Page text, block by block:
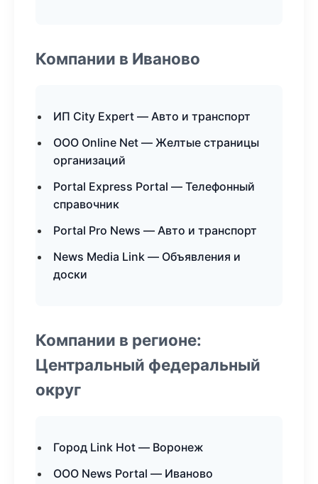
Компании в Иваново
ИП City Expert — Авто и транспорт
ООО Online Net — Желтые страницы
организаций
Portal Express Portal — Телефонный
справочник
Portal Pro News — Авто и транспорт
News Media Link — Объявления и
доски
Компании в регионе:
Центральный федеральный
округ
Город Link Hot — Воронеж
ООО News Portal — Иваново